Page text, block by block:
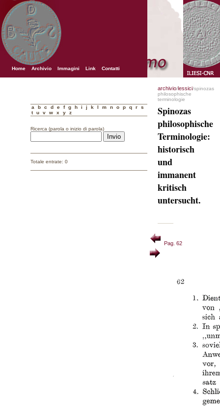
Home Archivio Immagini Link Contatti
a b c d e f g h i j k l m n o p q r
s
t
u v w x y z
Ricerca (parola o inizio di parola)
Totale entrate: 0
archivio/lessici/spinozas
philosophische
terminologie
Spinozas
philosophische
Terminologie:
historisch
und
immanent
kritisch
untersucht.
Pag. 62